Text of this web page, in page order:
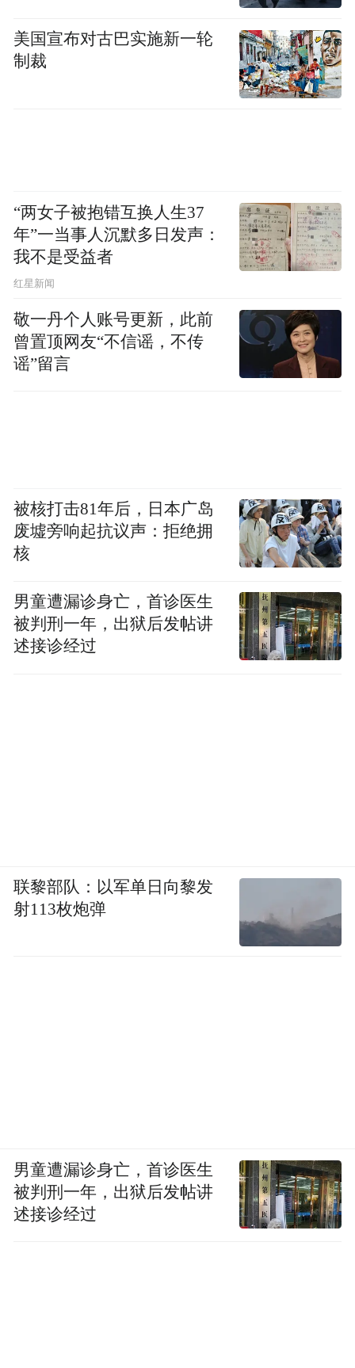
美国宣布对古巴实施新一轮
制裁
“两女子被抱错互换人生37
年”一当事人沉默多日发声：
我不是受益者
红星新闻
敬一丹个人账号更新，此前
曾置顶网友“不信谣，不传
谣”留言
被核打击81年后，日本广岛
废墟旁响起抗议声：拒绝拥
核
男童遭漏诊身亡，首诊医生
被判刑一年，出狱后发帖讲
述接诊经过
联黎部队：以军单日向黎发
射113枚炮弹
男童遭漏诊身亡，首诊医生
被判刑一年，出狱后发帖讲
述接诊经过